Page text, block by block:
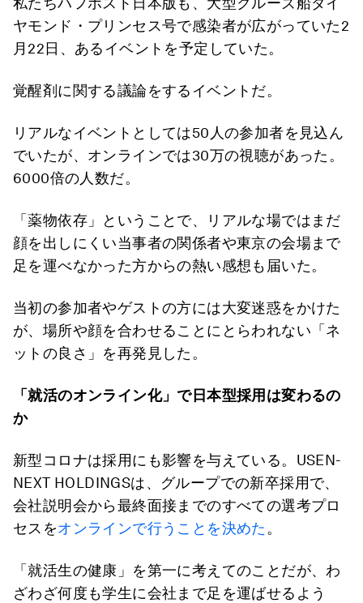
ヤモンド・プリンセス号で感染者が広がっていた2
月22日、あるイベントを予定していた。
覚醒剤に関する議論をするイベントだ。
リアルなイベントとしては50人の参加者を見込ん
でいたが、オンラインでは30万の視聴があった。
6000倍の人数だ。
「薬物依存」ということで、リアルな場ではまだ
顔を出しにくい当事者の関係者や東京の会場まで
足を運べなかった方からの熱い感想も届いた。
当初の参加者やゲストの方には大変迷惑をかけた
が、場所や顔を合わせることにとらわれない「ネ
ットの良さ」を再発見した。
「就活のオンライン化」で日本型採用は変わるの
か
新型コロナは採用にも影響を与えている。USEN-
NEXT HOLDINGSは、グループでの新卒採用で、
会社説明会から最終面接までのすべての選考プロ
セスをオンラインで行うことを決めた 。
「就活生の健康」を第一に考えてのことだが、わ
ざわざ何度も学生に会社まで足を運ばせるよう